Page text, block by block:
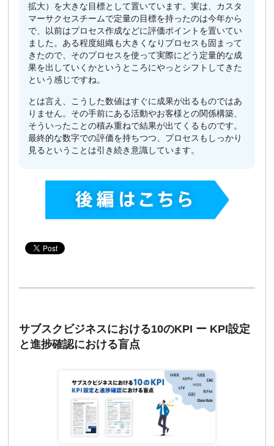
拡大）を大きな目標として置いています。実は、カスタ
マーサクセスチームで定量の目標を持ったのは今年から
で、以前はプロセス作成などに評価ポイントを置いてい
ました。ある程度組織も大きくなりプロセスも固まって
きたので、そのプロセスを使って実際にどう定量的な成
果を出していくかというところにやっとシフトしてきた
という感じですね。
とは言え、こうした数値はすぐに成果が出るものではあ
りません。その手前にある活動やお客様との関係構築、
そういったことの積み重ねで結果が出てくるものです。
最終的な数字での評価を持ちつつ、プロセスもしっかり
見るということは引き続き意識しています。
サブスクビジネスにおける10のKPI ー KPI設定
と進捗確認における盲点